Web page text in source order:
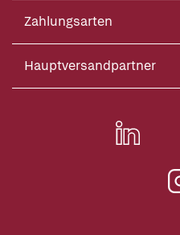
Zahlungsarten
Hauptversandpartner